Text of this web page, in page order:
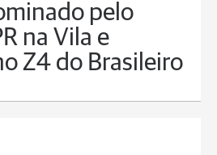
pelo
na Vila e
Z4 do Brasileiro